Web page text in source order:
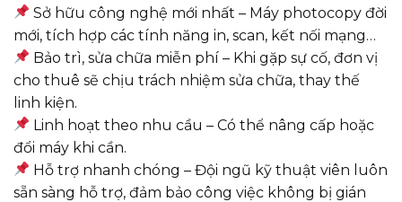
Sở hữu công nghệ mới nhất – Máy photocopy đời
mới, tích hợp các tính năng in, scan, kết nối mạng…
Bảo trì, sửa chữa miễn phí – Khi gặp sự cố, đơn vị
cho thuê sẽ chịu trách nhiệm sửa chữa, thay thế
linh kiện.
Linh hoạt theo nhu cầu – Có thể nâng cấp hoặc
đổi máy khi cần.
Hỗ trợ nhanh chóng – Đội ngũ kỹ thuật viên luôn
sẵn sàng hỗ trợ, đảm bảo công việc không bị gián